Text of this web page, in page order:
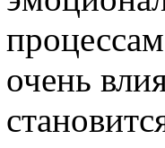
очень